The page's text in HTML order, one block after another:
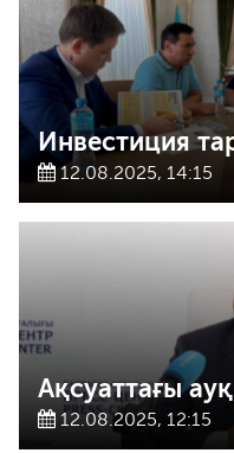
Инвестиция
12.08.2025, 14:15
Ақсуаттағы
12.08.2025, 12:15